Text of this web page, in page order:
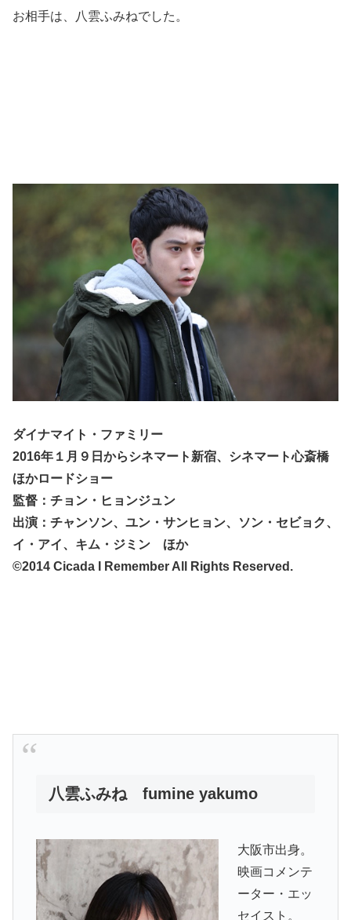
お相手は、八雲ふみねでした。
ダイナマイト・ファミリー
2016年１月９日からシネマート新宿、シネマート心斎橋
ほかロードショー
監督：チョン・ヒョンジュン
出演：チャンソン、ユン・サンヒョン、ソン・セビョク、
イ・アイ、キム・ジミン ほか
©2014 Cicada I Remember All Rights Reserved.
八雲ふみね fumine yakumo
大阪市出身。
映画コメンテ
ーター・エッ
セイスト。